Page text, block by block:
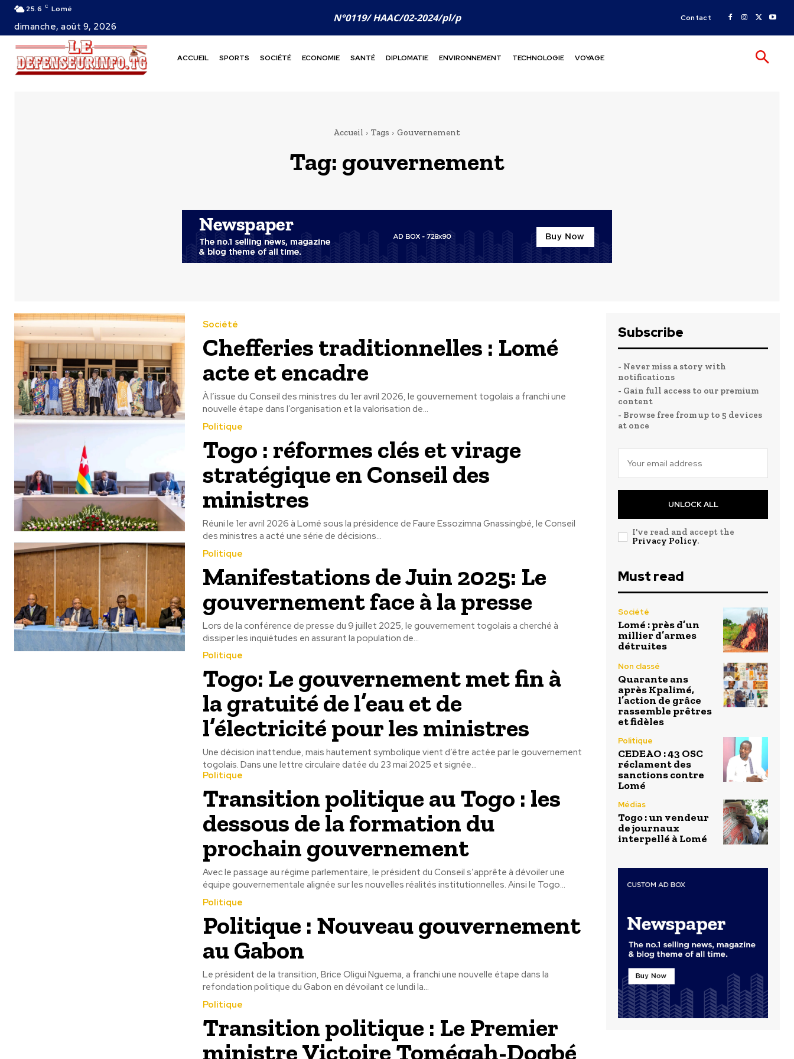
25.6 C Lomé
dimanche, août 9, 2026
N°0119/ HAAC/02-2024/pl/p Contact
ACCUEIL SPORTS SOCIÉTÉ ECONOMIE SANTÉ DIPLOMATIE ENVIRONNEMENT TECHNOLOGIE VOYAGE
Accueil Tags Gouvernement
Tag: gouvernement
Société
Chefferies traditionnelles : Lomé
acte et encadre
À l’issue du Conseil des ministres du 1er avril 2026, le gouvernement togolais a franchi une
nouvelle étape dans l’organisation et la valorisation de...
Politique
Togo : réformes clés et virage
stratégique en Conseil des
ministres
Réuni le 1er avril 2026 à Lomé sous la présidence de Faure Essozimna Gnassingbé, le Conseil
des ministres a acté une série de décisions...
Politique
Manifestations de Juin 2025: Le
gouvernement face à la presse
Lors de la conférence de presse du 9 juillet 2025, le gouvernement togolais a cherché à
dissiper les inquiétudes en assurant la population de...
Politique
Togo: Le gouvernement met fin à
la gratuité de l’eau et de
l’électricité pour les ministres
Une décision inattendue, mais hautement symbolique vient d’être actée par le gouvernement
togolais. Dans une lettre circulaire datée du 23 mai 2025 et signée...
Politique
Transition politique au Togo : les
dessous de la formation du
prochain gouvernement
Avec le passage au régime parlementaire, le président du Conseil s’apprête à dévoiler une
équipe gouvernementale alignée sur les nouvelles réalités institutionnelles. Ainsi le Togo...
Politique
Politique : Nouveau gouvernement
au Gabon
Le président de la transition, Brice Oligui Nguema, a franchi une nouvelle étape dans la
refondation politique du Gabon en dévoilant ce lundi la...
Politique
Transition politique : Le Premier
ministre Victoire Tomégah-Dogbé
Subscribe
- Never miss a story with
notifications
- Gain full access to our premium
content
- Browse free from up to 5 devices
at once
UNLOCK ALL
I've read and accept the
Privacy Policy.
Must read
Société
Lomé : près d’un
millier d’armes
détruites
Non classé
Quarante ans
après Kpalimé,
l’action de grâce
rassemble prêtres
et fidèles
Politique
CEDEAO : 43 OSC
réclament des
sanctions contre
Lomé
Médias
Togo : un vendeur
de journaux
interpellé à Lomé